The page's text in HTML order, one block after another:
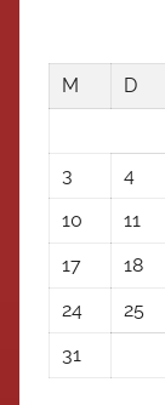
M
D
3
4
10
11
17
18
24
25
31